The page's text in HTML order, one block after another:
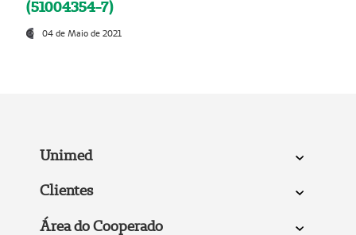
(51004354-7)
04 de Maio de 2021
Unimed
Clientes
Área do Cooperado